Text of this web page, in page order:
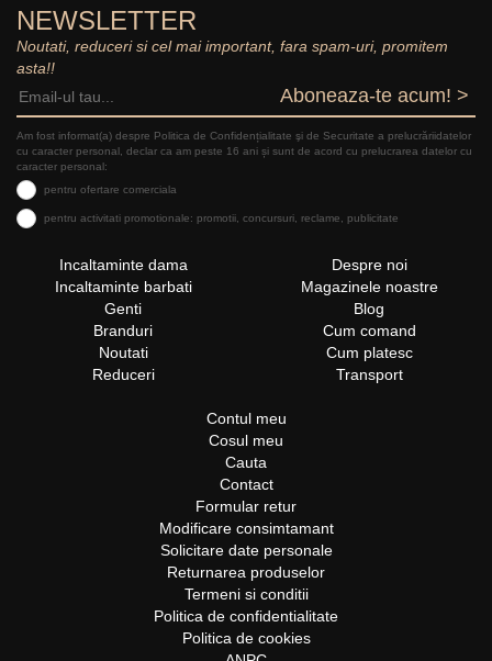
NEWSLETTER
Noutati, reduceri si cel mai important, fara spam-uri, promitem
asta!!
Aboneaza-te acum! >
Am fost informat(a) despre Politica de Confidențialitate şi de Securitate a prelucrăriidatelor
cu caracter personal, declar ca am peste 16 ani și sunt de acord cu prelucrarea datelor cu
caracter personal:
pentru ofertare comerciala
pentru activitati promotionale: promotii, concursuri, reclame, publicitate
Incaltaminte dama
Incaltaminte barbati
Genti
Branduri
Noutati
Reduceri
Despre noi
Magazinele noastre
Blog
Cum comand
Cum platesc
Transport
Contul meu
Cosul meu
Cauta
Contact
Formular retur
Modificare consimtamant
Solicitare date personale
Returnarea produselor
Termeni si conditii
Politica de confidentialitate
Politica de cookies